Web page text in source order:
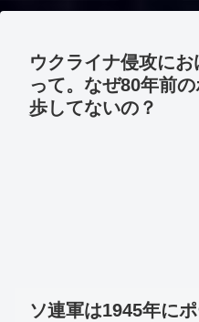
ウクライナ侵攻に
って。なぜ80年前
歩してないの？
ソ連軍は1945年に